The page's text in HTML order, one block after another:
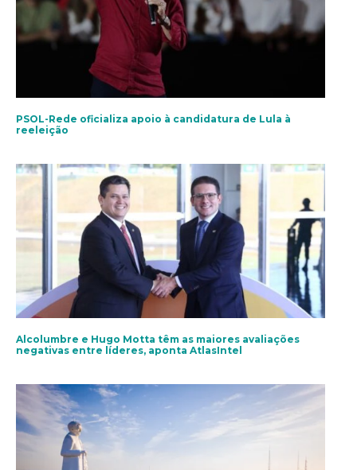
PSOL-Rede oficializa apoio à candidatura de Lula à
reeleição
Alcolumbre e Hugo Motta têm as maiores avaliações
negativas entre líderes, aponta AtlasIntel